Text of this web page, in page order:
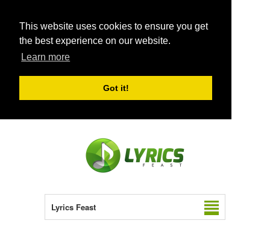
This website uses cookies to ensure you get
the best experience on our website.
Learn more
Got it!
Lyrics Feast